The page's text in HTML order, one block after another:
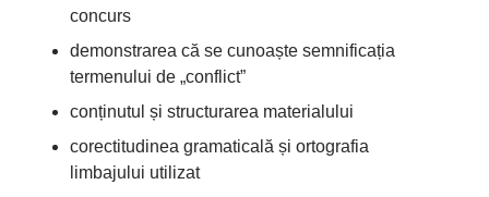
concurs
demonstrarea că se cunoaște semnificația
termenului de „conflict”
conținutul și structurarea materialului
corectitudinea gramaticală și ortografia
limbajului utilizat